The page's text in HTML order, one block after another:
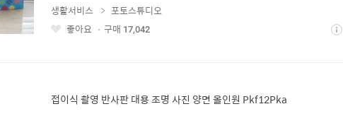
좋 상
생활서비스
포토스튜디오
좋아요
구매 17,042
접이식 촬영 반사판 대용 조명 사진 양면 올인원 Pkf12Pka